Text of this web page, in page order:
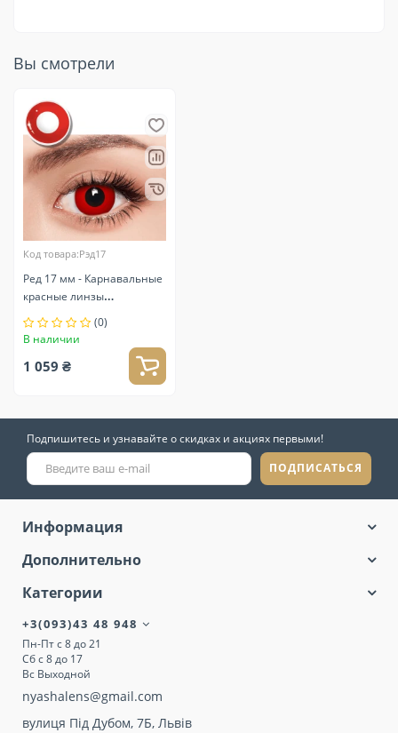
Вы смотрели
Код товара:Рэд17
Ред 17 мм - Карнавальные
красные линзы
контактные
(0)
В наличии
1 059 ₴
Подпишитесь и узнавайте о скидках и акциях первыми!
ПОДПИСАТЬСЯ
Информация
Дополнительно
Категории
+3(093)43 48 948
Пн-Пт с 8 до 21
Сб с 8 до 17
Вс Выходной
nyashalens@gmail.com
вулиця Під Дубом, 7Б, Львів